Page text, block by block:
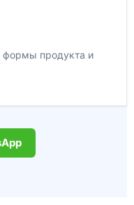
формы продукта и